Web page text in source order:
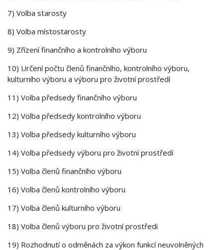
7) Volba starosty
8) Volba místostarosty
9) Zřízení finančního a kontrolního výboru
10) Určení počtu členů finančního, kontrolního výboru,
kulturního výboru a výboru pro životní prostředí
11) Volba předsedy finančního výboru
12) Volba předsedy kontrolního výboru
13) Volba předsedy kulturního výboru
14) Volba předsedy výboru pro životní prostředí
15) Volba členů finančního výboru
16) Volba členů kontrolního výboru
17) Volba členů kulturního výboru
18) Volba členů výboru pro životní prostředí
19) Rozhodnutí o odměnách za výkon funkcí neuvolněných